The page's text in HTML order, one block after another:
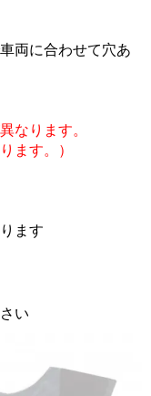
両に合わせて穴あ
なります。
ます。）
ます
い